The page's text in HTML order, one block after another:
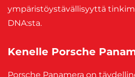
ympäristöystävällisyyttä
DNA:sta.
Kenelle Porsche
Porsche Panamera on